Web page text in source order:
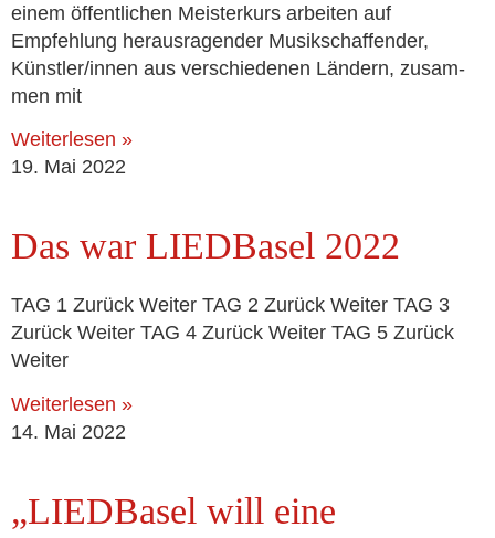
einem öffent­li­chen Meisterkurs arbei­ten auf
Empfehlung her­aus­ra­gen­der Musikschaffender,
Künstler/innen aus ver­schie­de­nen Ländern, zusam­
men mit
Weiterlesen »
19. Mai 2022
Das war LIEDBasel 2022
TAG 1 Zurück Weiter TAG 2 Zurück Weiter TAG 3
Zurück Weiter TAG 4 Zurück Weiter TAG 5 Zurück
Weiter
Weiterlesen »
14. Mai 2022
„LIEDBasel will eine